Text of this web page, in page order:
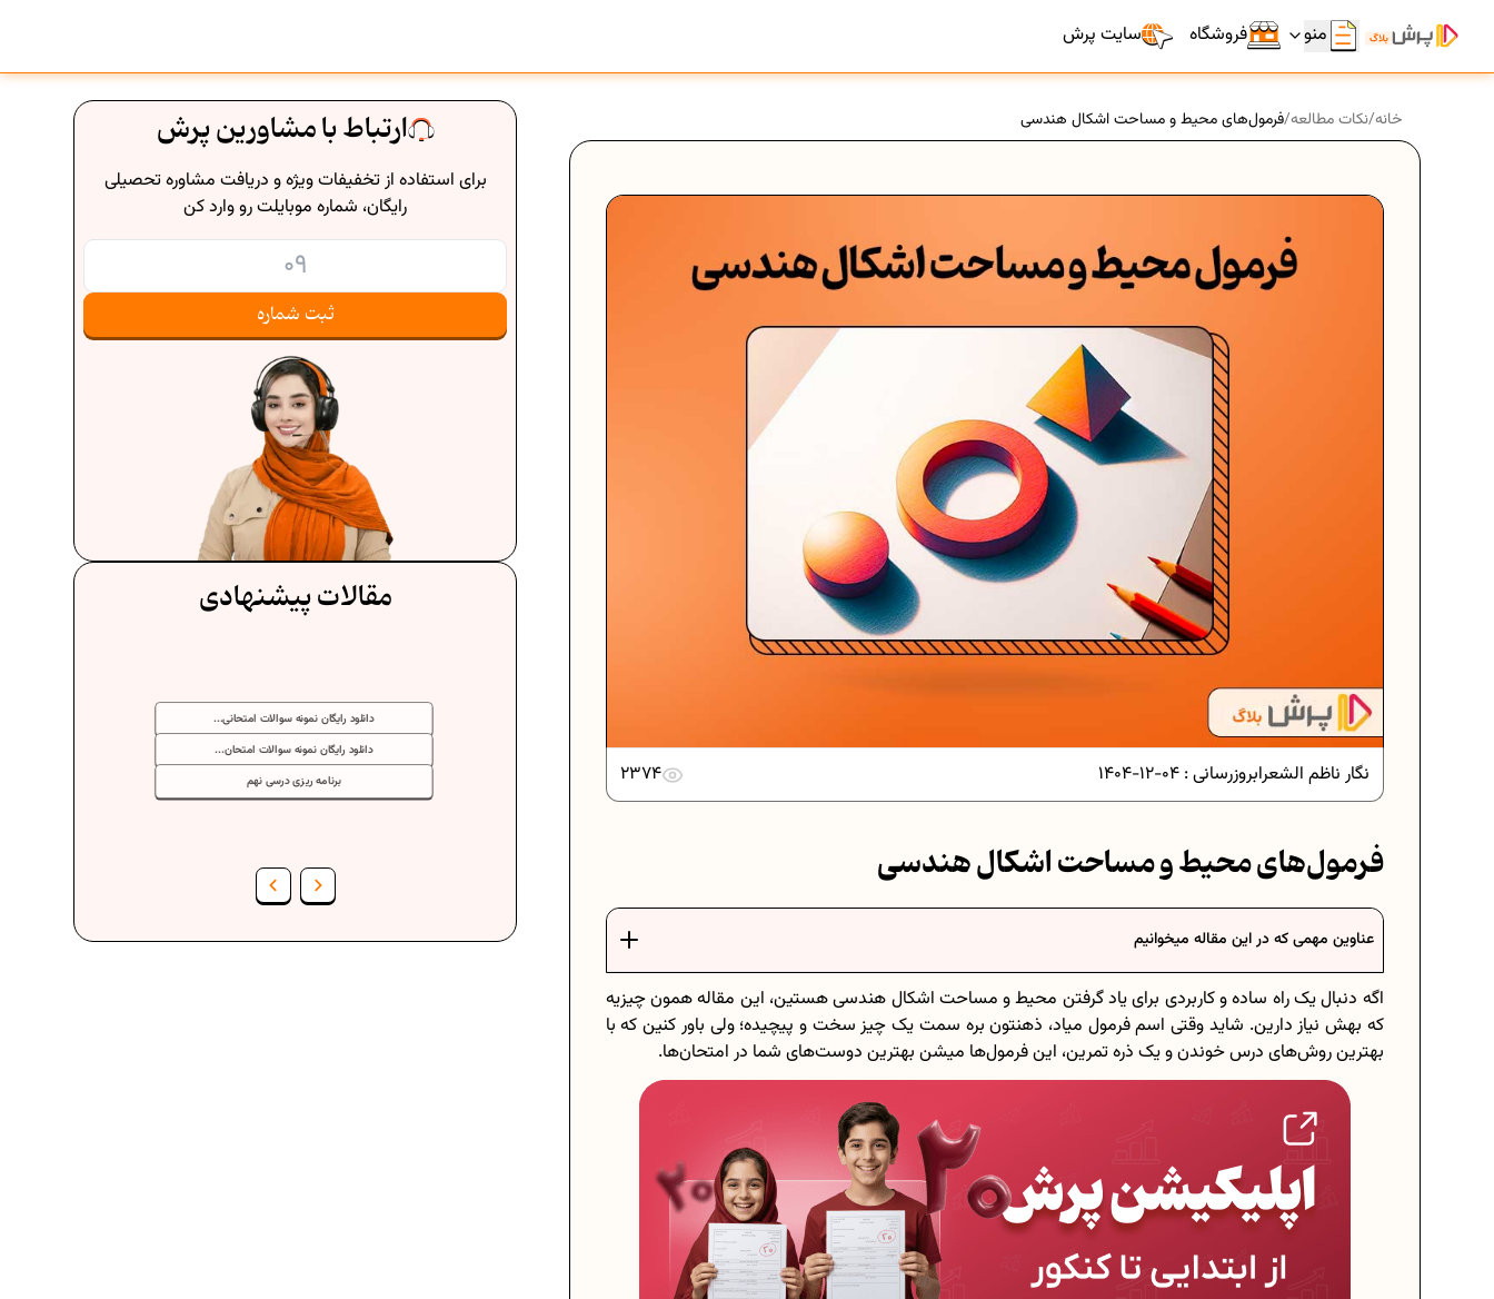
سایت پرش فروشگاه منو
ارتباط با مشاورین پرش
برای استفاده از تخفیفات ویژه و دریافت مشاوره تحصیلی
رایگان، شماره موبایلت رو وارد کن
ثبت شماره
مقالات پیشنهادی
دانلود رایگان نمونه سوالات امتحان...
فرمول حجم اشکال هندسی در ریاضیات
عادات افراد موفق
چگونه برنامه‌ ریزی درسی کنیم؟
دانلود رایگان نمونه سوالات امتحانی...
دانلود رایگان نمونه سوالات امتحان...
برنامه‌ ریزی درسی نهم
فرمول حجم اشکال هندسی در ریاضیات
برنامه‌ ریزی درسی هفتم
عادات افراد موفق
برنامه‌ ریزی درسی هشتم
دانلود رایگان نمونه سوالات امتحانی...
دانلود رایگان نمونه سوالات امتحانی...
دانلود رایگان نمونه سوالات امتحان...
برنامه‌ ریزی درسی نهم
فرمول حجم اشکال هندسی در ریاضیات
برنامه‌ ریزی درسی هفتم
خانه/نکات مطالعه/فرمول‌های محیط و مساحت اشکال هندسی
بروزرسانی : 04-12-1404 نگار ناظم الشعرا 2374
فرمول‌های محیط و مساحت اشکال هندسی
عناوین مهمی که در این مقاله میخوانیم
اگه دنبال یک راه ساده و کاربردی برای یاد گرفتن محیط و مساحت اشکال هندسی هستین، این مقاله همون چیزیه
که بهش نیاز دارین. شاید وقتی اسم فرمول میاد، ذهنتون بره سمت یک چیز سخت و پیچیده؛ ولی باور کنین که با
بهترین روش‌های درس خوندن و یک ذره تمرین، این فرمول‌ها میشن بهترین دوست‌های شما در امتحان‌ها.